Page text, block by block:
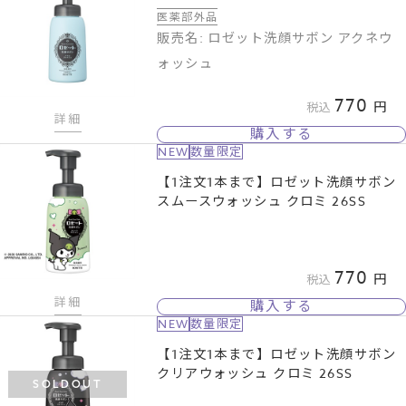
詳細
医薬部外品
販売名: ロゼット洗顔サボン アクネウ
ォッシュ
税込 770
購入する
詳細
NEW数量限定
【1注文1本まで】ロゼット洗顔サボン
スムースウォッシュ クロミ 26SS
税込 770
購入する
SOLDOUT
NEW数量限定
【1注文1本まで】ロゼット洗顔サボン
クリアウォッシュ クロミ 26SS